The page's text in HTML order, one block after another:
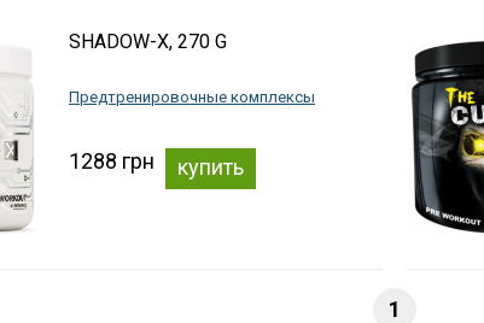
SHADOW-X, 270 G
Предтренировочные комплексы
1288 грн купить
1